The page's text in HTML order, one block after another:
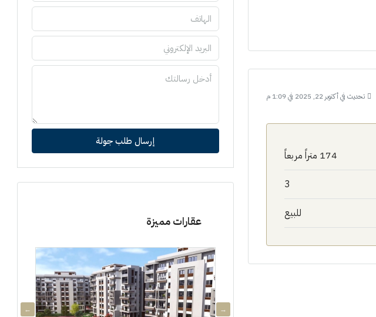
تحديث في أكتوبر 22, 2025 في 1:09 م
174 متراً مربعاً
3
للبيع
إرسال طلب جولة
عقارات مميزة